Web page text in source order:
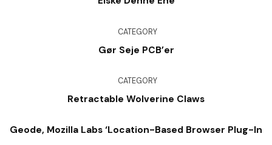
CATEGORY
Gør Seje PCB’er
CATEGORY
Retractable Wolverine Claws
Geode, Mozilla Labs ‘Location-Based Browser Plug-In